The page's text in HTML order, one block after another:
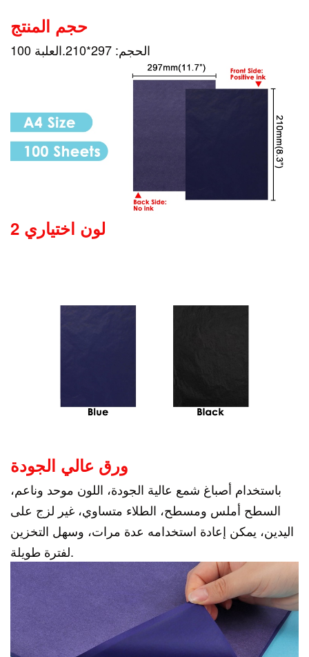
حجم المنتج
الحجم: 297*210.العلبة 100
2 لون اختياري
ورق عالي الجودة
باستخدام أصباغ شمع عالية الجودة، اللون موحد وناعم،
السطح أملس ومسطح، الطلاء متساوي، غير لزج على
اليدين، يمكن إعادة استخدامه عدة مرات، وسهل التخزين
لفترة طويلة.